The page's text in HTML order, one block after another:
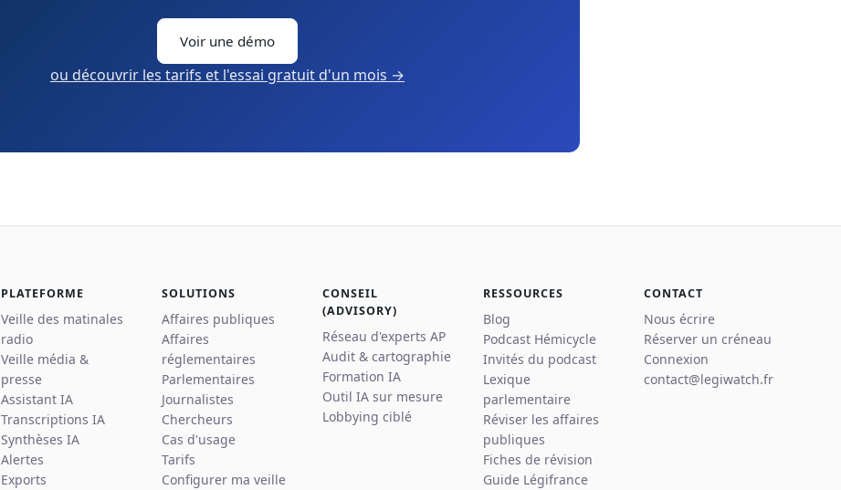
Voir une démo
ou découvrir les tarifs et l'essai gratuit d'un mois →
PLATEFORME
Veille des matinales
radio
Veille média &
presse
Assistant IA
Transcriptions IA
Synthèses IA
Alertes
Exports
SOLUTIONS
Affaires publiques
Affaires
réglementaires
Parlementaires
Journalistes
Chercheurs
Cas d'usage
Tarifs
Configurer ma veille
CONSEIL
(ADVISORY)
Réseau d'experts AP
Audit & cartographie
Formation IA
Outil IA sur mesure
Lobbying ciblé
RESSOURCES
Blog
Podcast Hémicycle
Invités du podcast
Lexique
parlementaire
Réviser les affaires
publiques
Fiches de révision
Guide Légifrance
CONTACT
Nous écrire
Réserver un créneau
Connexion
contact@legiwatch.fr